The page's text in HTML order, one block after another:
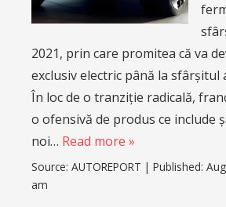
2021, prin care promitea că va
exclusiv electric până la sfârșitul
În loc de o tranziție radicală,
o ofensivă de produs ce include
noi… Read more »
Source: AUTOREPORT | Published:
am